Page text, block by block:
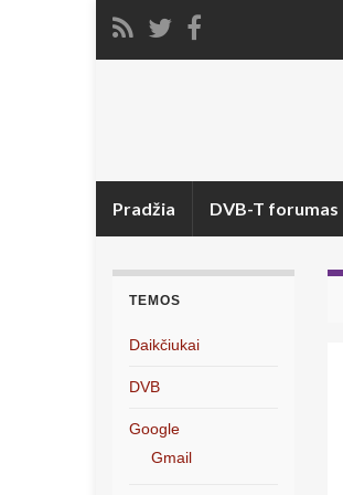
Pradžia DVB-T forumas
TEMOS
Daikčiukai
DVB
Google
Gmail